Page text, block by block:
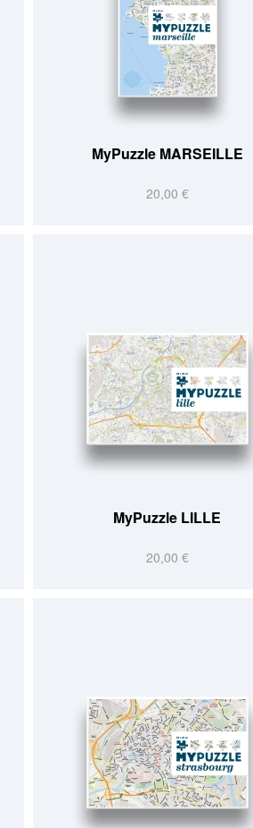
MyPuzzle MARSEILLE
20,00 €
MyPuzzle LILLE
20,00 €